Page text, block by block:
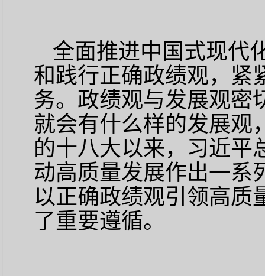
全面推进中国式现代
和践行正确政绩观，紧
务。政绩观与发展观密
就会有什么样的发展观
的十八大以来，习近平
动高质量发展作出一系
以正确政绩观引领高质
了重要遵循。